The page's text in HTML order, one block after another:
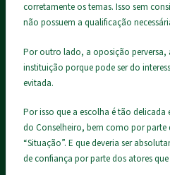
corretamente os temas. Isso sem
não possuem a qualificação
Por outro lado, a oposição perversa,
instituição porque pode ser do
evitada.
Por isso que a escolha é tão delicada
do Conselheiro, bem como por parte
“Situação”. E que deveria ser
de confiança por parte dos atores que